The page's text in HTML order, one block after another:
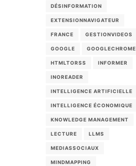
DÉSINFORMATION
EXTENSIONNAVIGATEUR
FRANCE GESTIONVIDEOS
GOOGLE GOOGLECHROME
HTMLTORSS INFORMER
INOREADER
INTELLIGENCE ARTIFICIELLE
INTELLIGENCE ÉCONOMIQUE
KNOWLEDGE MANAGEMENT
LECTURE LLMS
MEDIASSOCIAUX
MINDMAPPING